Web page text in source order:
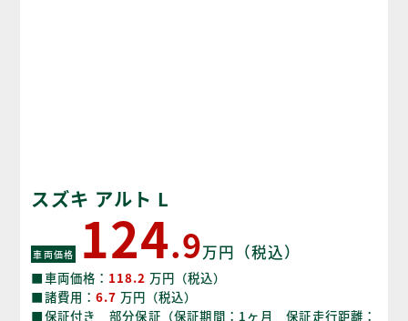
スズキ アルト L
車両価格 124.9万円（税込）
■車両価格： 118.2 万円（税込）
■諸費用： 6.7 万円（税込）
■保証付き 部分保証（保証期間：1ヶ月 保証走行距離：